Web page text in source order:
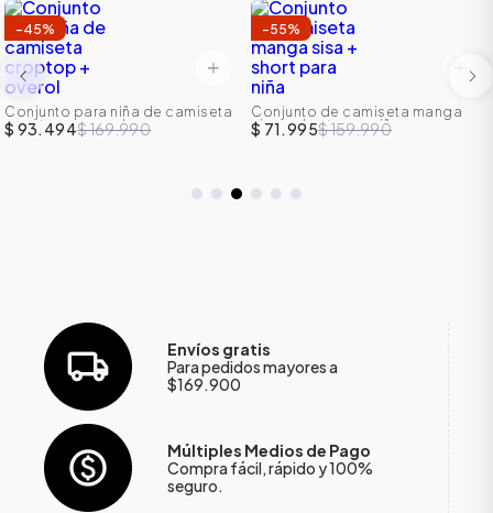
-45%
Conjunto para niña de camiseta
croptop + overol
$ 93.494$ 169.990
-55%
Conjunto de camiseta manga
sisa + short para niña
$ 71.995$ 159.990
Envíos gratis
Para pedidos mayores a
$169.900
Múltiples Medios de Pago
Compra fácil, rápido y 100%
seguro.